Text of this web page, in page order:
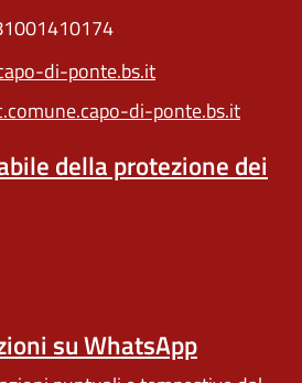
di-ponte.bs.it
di-ponte.bs.it
della protezione dei
su WhatsApp